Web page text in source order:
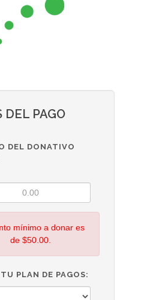
DEL PAGO
DEL DONATIVO
mínimo a donar es
de $50.00
PLAN DE PAGOS: